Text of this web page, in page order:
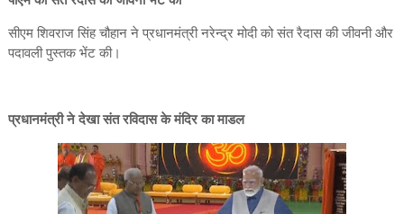
सीएम शिवराज सिंह चौहान ने प्रधानमंत्री नरेन्द्र मोदी को संत रैदास की जीवनी और
पदावली पुस्तक भेंट की।
प्रधानमंत्री ने देखा संत रविदास के मंदिर का माडल